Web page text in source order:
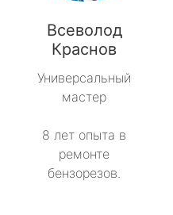
Всеволод
Краснов
Универсальный
мастер
8 лет опыта в
ремонте
бензорезов.